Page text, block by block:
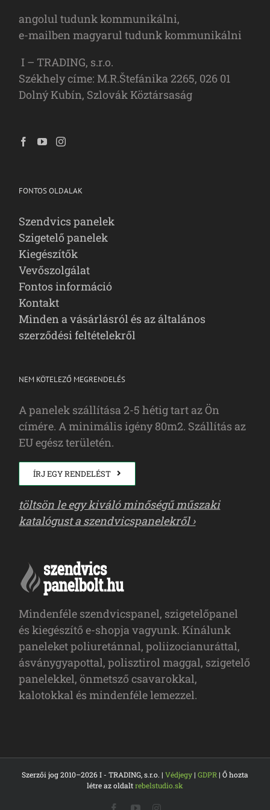
angolul tudunk kommunikálni,
e-mailben magyarul tudunk kommunikálni
I – TRADING, s.r.o.
Székhely címe: M.R.Štefánika 2265, 026 01
Dolný Kubín, Szlovák Köztársaság
FONTOS OLDALAK
Szendvics panelek
Szigetelő panelek
Kiegészítők
Vevőszolgálat
Fontos információ
Kontakt
Minden a vásárlásról és az általános
szerződési feltételekről
NEM KÖTELEZŐ MEGRENDELÉS
A panelek szállítása 2-5 hétig tart az Ön
címére. A minimális igény 80m2. Szállítás az
EU egész területén.
ÍRJ EGY RENDELÉST
töltsön le egy kiváló minőségű műszaki
katalógust a szendvicspanelekről ›
Mindenféle szendvicspanel, szigetelőpanel
és kiegészítő e-shopja vagyunk. Kínálunk
paneleket poliuretánnal, poliizocianuráttal,
ásványgyapottal, polisztirol maggal, szigetelő
panelekkel, önmetsző csavarokkal,
kalotokkal és mindenféle lemezzel.
Szerzői jog 2010–2026 I - TRADING, s.r.o. | Védjegy| GDPR | Ő hozta
létre az oldaltrebelstudio.sk
FacebookYouTubeInstagram